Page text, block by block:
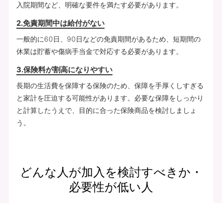
入院期間など、明確な要件を満たす必要があります。
2.免責期間中は給付がない
一般的に60日、90日などの免責期間があるため、短期間の
休業は貯蓄や傷病手当金で対応する必要があります。
3.保険料が割高になりやすい
長期の生活費を保障する保険のため、保障を手厚くしすぎる
と家計を圧迫する可能性があります。必要な保障をしっかり
と計算したうえで、目的に合った保険商品を検討しましょ
う。
どんな人が加入を検討すべきか・
必要性が低い人